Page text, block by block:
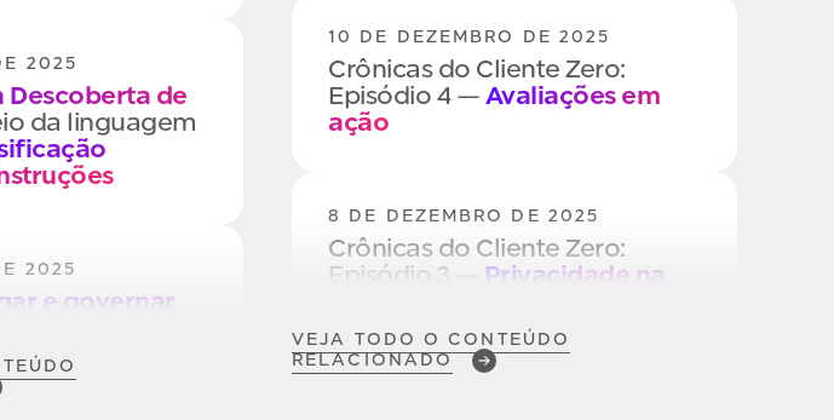
2025
Descoberta de
da linguagem
2025
e governar
10 DE DEZEMBRO DE 2025
Crônicas do Cliente Zero:
Episódio 4 — Avaliações em
ação
8 DE DEZEMBRO DE 2025
Crônicas do Cliente Zero:
Episódio 3 —
Privacidade na
VEJA TODO O CONTEÚDO
RELACIONADO